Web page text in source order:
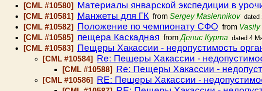
[CML #10580] Материалы январской экспедиции в
[CML #10581] Манжеты для ГК from Sergey Maslennikov dated
[CML #10582] Положение по чемпионату СФО from
[CML #10585] пещера Каскадная fromДенис Курта dated 4
[CML #10583] Пещеры Хакассии - недопустимость
[CML #10584] Re: Пещеры Хакассии -
[CML #10588] Re: Пещеры Хакассии -
[CML #10586] RE: Пещеры Хакассии -